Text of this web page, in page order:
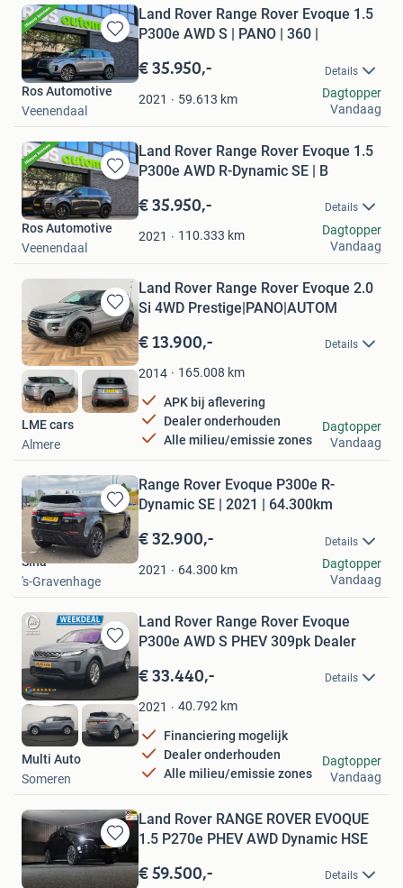
Bewaren
in
Mijn
Favorieten
Land Rover Range Rover Evoque 1.5
P300e AWD S | PANO | 360 |
€ 35.950,- Details
2021 59.613 km
Ros Automotive
Veenendaal
Dagtopper
Vandaag
Bewaren
in
Mijn
Favorieten
Land Rover Range Rover Evoque 1.5
P300e AWD R-Dynamic SE | B
€ 35.950,- Details
2021 110.333 km
Ros Automotive
Veenendaal
Dagtopper
Vandaag
Bewaren
in
Mijn
Favorieten
Land Rover Range Rover Evoque 2.0
Si 4WD Prestige|PANO|AUTOM
€ 13.900,- Details
2014 165.008 km
APK bij aflevering
Dealer onderhouden
Alle milieu/emissie zones
LME cars
Almere
Dagtopper
Vandaag
Bewaren
in
Mijn
Favorieten
Range Rover Evoque P300e R-
Dynamic SE | 2021 | 64.300km
€ 32.900,- Details
2021 64.300 km
Sina
's-Gravenhage
Dagtopper
Vandaag
Bewaren
in
Mijn
Favorieten
Land Rover Range Rover Evoque
P300e AWD S PHEV 309pk Dealer
€ 33.440,- Details
2021 40.792 km
Financiering mogelijk
Dealer onderhouden
Alle milieu/emissie zones
Multi Auto
Someren
Dagtopper
Vandaag
Bewaren
in
Mijn
Land Rover RANGE ROVER EVOQUE
1.5 P270e PHEV AWD Dynamic HSE
€ 59.500,- Details